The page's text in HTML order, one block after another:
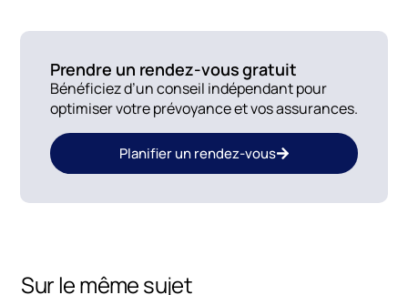
Prendre un rendez-vous gratuit
Bénéficiez d’un conseil indépendant pour
optimiser votre prévoyance et vos assurances.
Planifier un rendez-vous
Sur le même sujet